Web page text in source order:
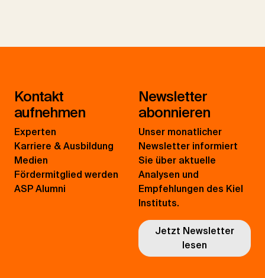
Kontakt
aufnehmen
Experten
Karriere & Ausbildung
Medien
Fördermitglied werden
ASP Alumni
Newsletter
abonnieren
Unser monatlicher
Newsletter informiert
Sie über aktuelle
Analysen und
Empfehlungen des Kiel
Instituts.
Jetzt Newsletter
lesen